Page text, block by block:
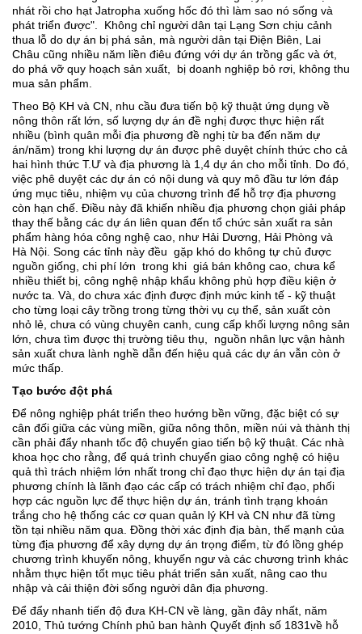
nhát rồi cho hạt Jatropha xuống hốc đó thì làm sao nó sống và
phát triển được". Không chỉ người dân tại Lạng Sơn chịu cảnh
thua lỗ do dự án bị phá sản, mà người dân tại Ðiện Biên, Lai
Châu cũng nhiều năm liền điêu đứng với dự án trồng gấc và ớt,
do phá vỡ quy hoạch sản xuất, bị doanh nghiệp bỏ rơi, không thu
mua sản phẩm.
Theo Bộ KH và CN, nhu cầu đưa tiến bộ kỹ thuật ứng dụng về
nông thôn rất lớn, số lượng dự án đề nghị được thực hiện rất
nhiều (bình quân mỗi địa phương đề nghị từ ba đến năm dự
án/năm) trong khi lượng dự án được phê duyệt chính thức cho cả
hai hình thức T.Ư và địa phương là 1,4 dự án cho mỗi tỉnh. Do đó,
việc phê duyệt các dự án có nội dung và quy mô đầu tư lớn đáp
ứng mục tiêu, nhiệm vụ của chương trình để hỗ trợ địa phương
còn hạn chế. Ðiều này đã khiến nhiều địa phương chọn giải pháp
thay thế bằng các dự án liên quan đến tổ chức sản xuất ra sản
phẩm hàng hóa công nghệ cao, như Hải Dương, Hải Phòng và
Hà Nội. Song các tỉnh này đều gặp khó do không tự chủ được
nguồn giống, chi phí lớn trong khi giá bán không cao, chưa kể
nhiều thiết bị, công nghệ nhập khẩu không phù hợp điều kiện ở
nước ta. Và, do chưa xác định được định mức kinh tế - kỹ thuật
cho từng loại cây trồng trong từng thời vụ cụ thể, sản xuất còn
nhỏ lẻ, chưa có vùng chuyên canh, cung cấp khối lượng nông sản
lớn, chưa tìm được thị trường tiêu thụ, nguồn nhân lực vận hành
sản xuất chưa lành nghề dẫn đến hiệu quả các dự án vẫn còn ở
mức thấp.
Tạo bước đột phá
Ðể nông nghiệp phát triển theo hướng bền vững, đặc biệt có sự
cân đối giữa các vùng miền, giữa nông thôn, miền núi và thành thị
cần phải đẩy nhanh tốc độ chuyển giao tiến bộ kỹ thuật. Các nhà
khoa học cho rằng, để quá trình chuyển giao công nghệ có hiệu
quả thì trách nhiệm lớn nhất trong chỉ đạo thực hiện dự án tại địa
phương chính là lãnh đạo các cấp có trách nhiệm chỉ đạo, phối
hợp các nguồn lực để thực hiện dự án, tránh tình trạng khoán
trắng cho hệ thống các cơ quan quản lý KH và CN như đã từng
tồn tại nhiều năm qua. Ðồng thời xác định địa bàn, thế mạnh của
từng địa phương để xây dựng dự án trọng điểm, từ đó lồng ghép
chương trình khuyến nông, khuyến ngư và các chương trình khác
nhằm thực hiện tốt mục tiêu phát triển sản xuất, nâng cao thu
nhập và cải thiện đời sống người dân địa phương.
Ðể đẩy nhanh tiến độ đưa KH-CN về làng, gần đây nhất, năm
2010, Thủ tướng Chính phủ ban hành Quyết định số 1831về hỗ